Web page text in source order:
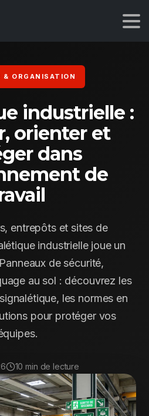
& ORGANISATION
industrielle :
orienter et
dans
de
entrepôts et sites de
industrielle joue un
de sécurité,
au sol : découvrez les
les normes en
pour protéger vos
10 min de lecture